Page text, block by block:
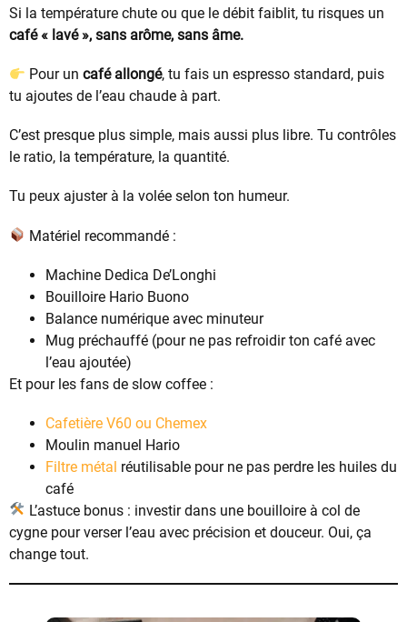
Si la température chute ou que le débit faiblit, tu risques un
café « lavé », sans arôme, sans âme.
Pour un café allongé, tu fais un espresso standard, puis
tu ajoutes de l’eau chaude à part.
C’est presque plus simple, mais aussi plus libre. Tu contrôles
le ratio, la température, la quantité.
Tu peux ajuster à la volée selon ton humeur.
Matériel recommandé :
Machine Dedica De’Longhi
Bouilloire Hario Buono
Balance numérique avec minuteur
Mug préchauffé (pour ne pas refroidir ton café avec
l’eau ajoutée)
Et pour les fans de slow coffee :
Cafetière V60 ou Chemex
Moulin manuel Hario
Filtre métal réutilisable pour ne pas perdre les huiles du
café
L’astuce bonus : investir dans une bouilloire à col de
cygne pour verser l’eau avec précision et douceur. Oui, ça
change tout.